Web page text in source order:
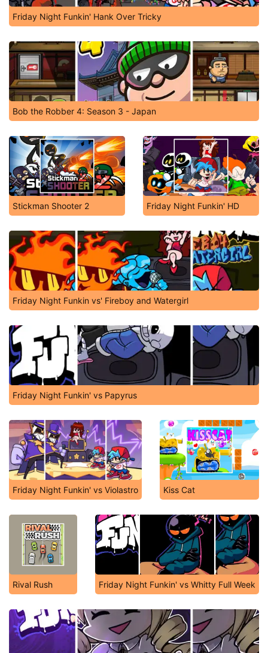
Friday Night Funkin' Hank Over Tricky
Bob the Robber 4: Season 3 - Japan
Stickman Shooter 2 Friday Night Funkin' HD
Friday Night Funkin vs' Fireboy and Watergirl
Friday Night Funkin' vs Papyrus
Friday Night Funkin' vs Violastro Kiss Cat
Rival Rush Friday Night Funkin' vs Whitty Full Week